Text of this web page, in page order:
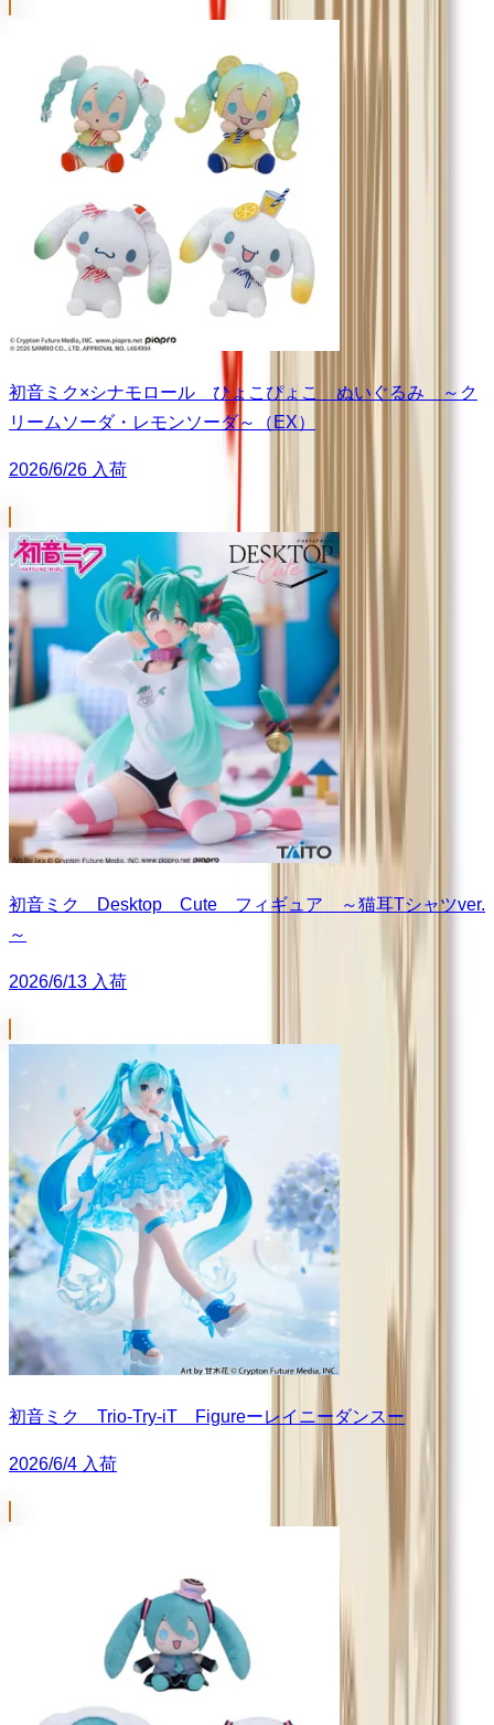
初音ミク×シナモロール ひょこぴょこ ぬいぐるみ ～ク
リームソーダ・レモンソーダ～（EX）
2026/6/26 入荷
初音ミク Desktop Cute フィギュア ～猫耳Tシャツver.
～
2026/6/13 入荷
初音ミク Trio-Try-iT Figureーレイニーダンスー
2026/6/4 入荷